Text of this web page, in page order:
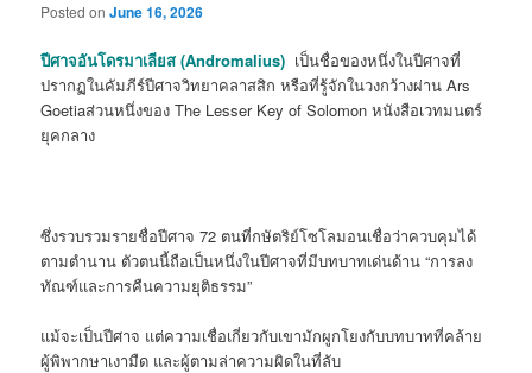
Posted onJune 16, 2026
ปีศาจอันโดรมาเลียส (Andromalius) เป็นชื่อของหนึ่งในปีศาจที่
ปรากฏในคัมภีร์ปีศาจวิทยาคลาสสิก หรือที่รู้จักในวงกว้างผ่านArs
Goetiaส่วนหนึ่งของThe Lesser Key of Solomonหนังสือเวทมนตร์
ยุคกลาง
ซึ่งรวบรวมรายชื่อปีศาจ 72 ตนที่กษัตริย์โซโลมอนเชื่อว่าควบคุมได้
ตามตำนาน ตัวตนนี้ถือเป็นหนึ่งในปีศาจที่มีบทบาทเด่นด้าน “การลง
ทัณฑ์และการคืนความยุติธรรม”
แม้จะเป็นปีศาจ แต่ความเชื่อเกี่ยวกับเขามักผูกโยงกับบทบาทที่คล้าย
ผู้พิพากษาเงามืด และผู้ตามล่าความผิดในที่ลับ